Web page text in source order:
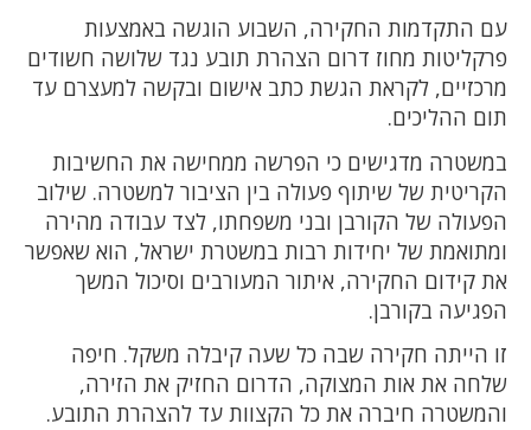
עם התקדמות החקירה, השבוע הוגשה באמצעות
פרקליטות מחוז דרום הצהרת תובע נגד שלושה חשודים
מרכזיים, לקראת הגשת כתב אישום ובקשה למעצרם עד
תום ההליכים.
במשטרה מדגישים כי הפרשה ממחישה את החשיבות
הקריטית של שיתוף פעולה בין הציבור למשטרה. שילוב
הפעולה של הקורבן ובני משפחתו, לצד עבודה מהירה
ומתואמת של יחידות רבות במשטרת ישראל, הוא שאפשר
את קידום החקירה, איתור המעורבים וסיכול המשך
הפגיעה בקורבן.
זו הייתה חקירה שבה כל שעה קיבלה משקל. חיפה
שלחה את אות המצוקה, הדרום החזיק את הזירה,
והמשטרה חיברה את כל הקצוות עד להצהרת התובע.